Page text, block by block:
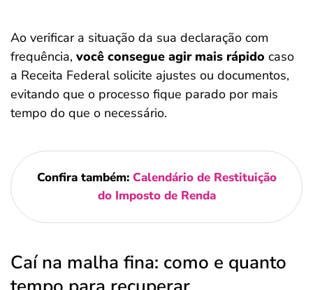
Ao verificar a situação da sua declaração com
frequência, você consegue agir mais rápido caso
a Receita Federal solicite ajustes ou documentos,
evitando que o processo fique parado por mais
tempo do que o necessário.
Confira também: Calendário de Restituição
do Imposto de Renda
Caí na malha fina: como e quanto